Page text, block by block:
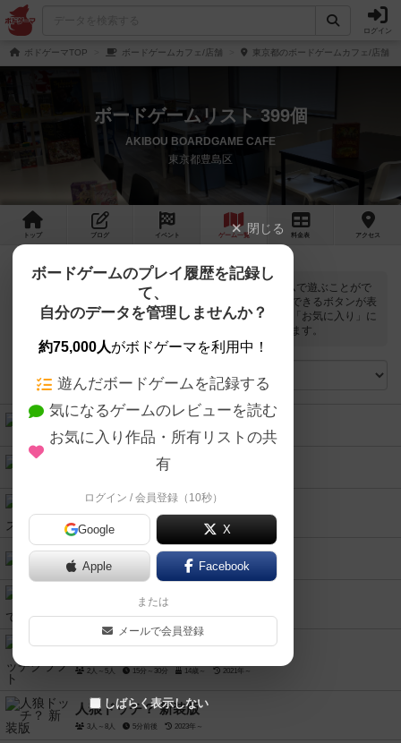
ログイン
ボドゲーマTOP ボードゲームカフェ/店舗 東京都のボードゲームカフェ/店舗
ボードゲームリスト 399個
AKIBOU BOARDGAME CAFE
東京都豊島区
トップ ブログ イベント ゲーム一覧 料金 表 アクセス
AKIBOU BOARDGAME CAFEでは
個のボードゲームで遊ぶことがで
きます。ログインすると自分のマイボードゲームに登録できるボタンが表
示されます。また、マイボードゲームの「興味あり」と「お気に入り」に
該当するボードゲームがピックアップされるようになります。
ポスト・オフィス
2人～4人 30分～45分 8歳～ 2023年～
ゾンビサイド2.0
クワイエットハウス
2人～4人 8歳～ 2024年～
ハリガリ
2人～6人 6歳～ 1992年～
エルドラドを探して
2人～4人 30分～60分 10歳～ 2020年～
2人～5人 15分～30分 14歳～ 2021年～
人狼ドッチ？ 新装版
3人～8人 5分前後 2023年～
閉じる
ボードゲームのプレイ履歴を記録し
て、
自分のデータを管理しませんか？
約75,000人がボドゲーマを利用中！
遊んだボードゲームを記録する
気になるゲームのレビューを読む
お気に入り作品・所有リストの共
有
ログイン / 会員登録（10秒）
Google X
Apple Facebook
または
メールで会員登録
しばらく表示しない